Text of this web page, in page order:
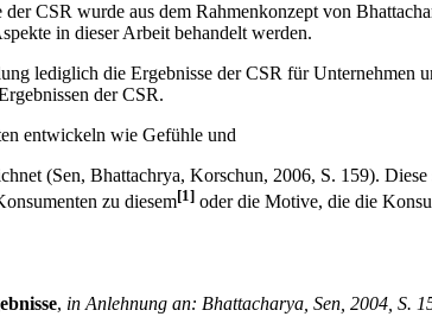
CSR wurde aus dem Rahmenkonzept von
in dieser Arbeit behandelt werden.
lediglich die Ergebnisse der CSR für
der CSR.
entwickeln wie Gefühle und
(Sen, Bhattachrya, Korschun, 2006, S. 159).
zu diesem[1] oder die Motive, die die
, in Anlehnung an: Bhattacharya, Sen, 2004, S.